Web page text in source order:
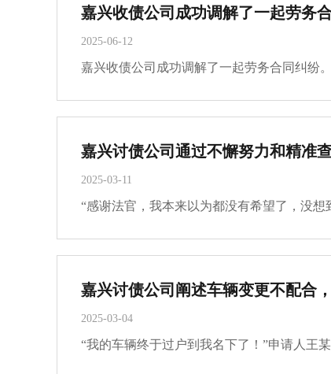
2025-06-12
2025-03-11
嘉兴讨债公司阐述车辆变更不配合
2025-03-04